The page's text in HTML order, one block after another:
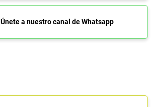
Únete a nuestro canal de Whatsapp